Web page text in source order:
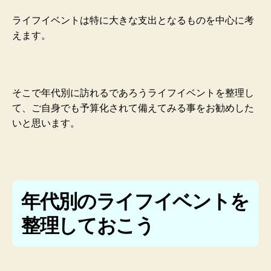
ライフイベントは特に大きな支出となるものを中心に考
えます。
そこで年代別に訪れるであろうライフイベントを整理し
て、ご自身でも予算化されて備えてみる事をお勧めした
いと思います。
年代別のライフイベントを
整理しておこう